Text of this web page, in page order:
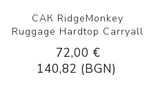
САК RidgeMonkey
Ruggage Hardtop Carryall
72,00 €
140,82 (BGN)